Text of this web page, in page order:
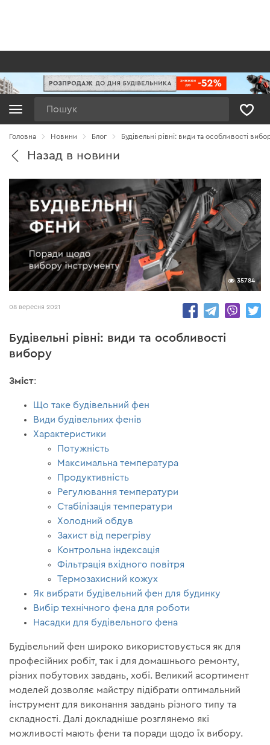
Головна Новини Блог Будівельні рівні: види та особливості
Назад в новини
35784
08 вересня 2021
Будівельні рівні: види та особливості
вибору
Зміст:
Що таке будівельний фен
Види будівельних фенів
Характеристики
Потужність
Максимальна температура
Продуктивність
Регулювання температури
Стабілізація температури
Холодний обдув
Захист від перегріву
Контрольна індексація
Фільтрація вхідного повітря
Термозахисний кожух
Як вибрати будівельний фен для будинку
Вибір технічного фена для роботи
Насадки для будівельного фена
Будівельний фен широко використовується як для
професійних робіт, так і для домашнього ремонту,
різних побутових завдань, хобі. Великий асортимент
моделей дозволяє майстру підібрати оптимальний
інструмент для виконання завдань різного типу та
складності. Далі докладніше розглянемо які
можливості мають фени та поради щодо їх вибору.